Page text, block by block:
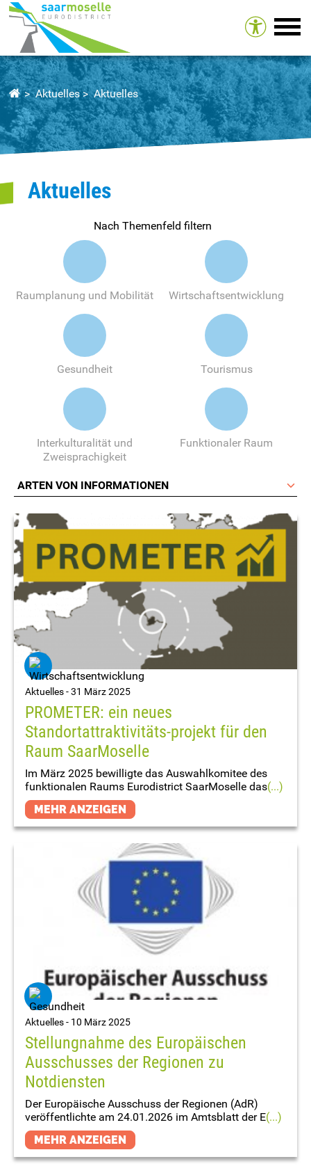
Aktuelles Aktuelles
Aktuelles
Nach Themenfeld filtern
Raumplanung und Mobilität Wirtschaftsentwicklung
Gesundheit Tourismus
Interkulturalität und
Zweisprachigkeit
Funktionaler Raum
Aktuelles -31 März 2025
PROMETER: ein neues
Standortattraktivitäts-projekt für den
Raum SaarMoselle
Im März 2025 bewilligte das Auswahlkomitee des
funktionalen Raums Eurodistrict SaarMoselle das(...)
MEHR ANZEIGEN
Aktuelles - 10 März 2025
Stellungnahme des Europäischen
Ausschusses der Regionen zu
Notdiensten
Der Europäische Ausschuss der Regionen (AdR)
veröffentlichte am 24.01.2026 im Amtsblatt der E(...)
MEHR ANZEIGEN